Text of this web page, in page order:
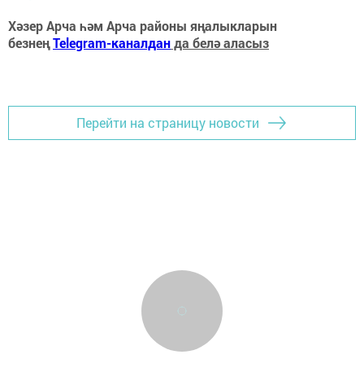
Хәзер Арча һәм Арча районы яңалыкларын
безнеңTelegram-каналданда белә аласыз
Перейти на страницу новости